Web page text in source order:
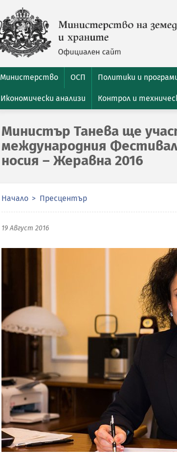
Министерство ОСП Политики и
Икономически анализи Контрол и
Министър Танева ще
международния
носия – Жеравна 2016
Начало Пресцентър
19 Август 2016